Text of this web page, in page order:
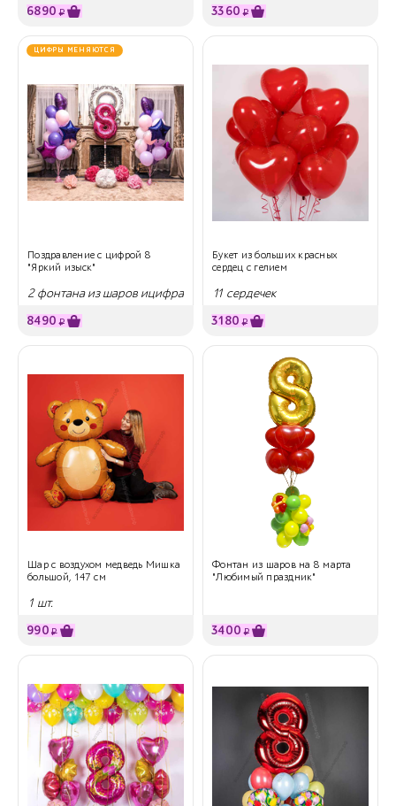
6890 ₽ 3360 ₽
ЦИФРЫ МЕНЯЮТСЯ
Поздравление с цифрой 8
"Яркий изыск"
2 фонтана из шаров ицифра
8490 ₽
Букет из больших красных
сердец с гелием
11 сердечек
3180 ₽
Шар с воздухом медведь Мишка
большой, 147 см
1 шт.
990 ₽
Фонтан из шаров на 8 марта
"Любимый праздник"
3400 ₽